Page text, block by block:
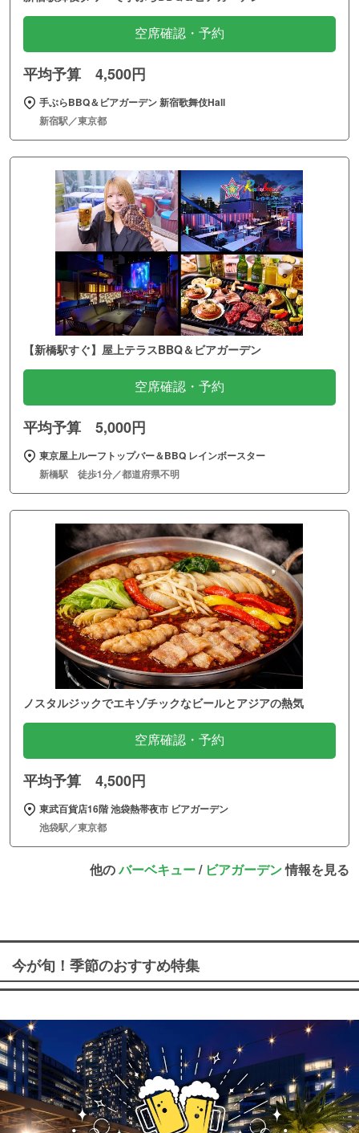
空席確認・予約
平均予算 4,500円
手ぶらBBQ＆ビアガーデン 新宿歌舞伎Hall
新宿駅／東京都
【新橋駅すぐ】屋上テラスBBQ＆ビアガーデン
空席確認・予約
平均予算 5,000円
東京屋上ルーフトップバー＆BBQ レインボースター
新橋駅 徒歩1分／都道府県不明
ノスタルジックでエキゾチックなビールとアジアの熱気
空席確認・予約
平均予算 4,500円
東武百貨店16階 池袋熱帯夜市 ビアガーデン
池袋駅／東京都
他のバーベキュー/ ビアガーデン情報を見る
今が旬！季節のおすすめ特集